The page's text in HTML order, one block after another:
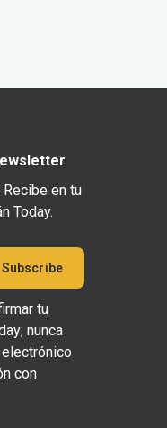
Recibe en tu
Today.
tu
nunca
con